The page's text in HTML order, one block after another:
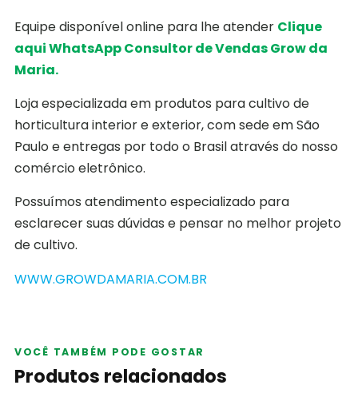
Equipe disponível online para lhe atender Clique
aqui WhatsApp Consultor de Vendas Grow da
Maria.
Loja especializada em produtos para cultivo de
horticultura interior e exterior, com sede em São
Paulo e entregas por todo o Brasil através do nosso
comércio eletrônico.
Possuímos atendimento especializado para
esclarecer suas dúvidas e pensar no melhor projeto
de cultivo.
WWW.GROWDAMARIA.COM.BR
VOCÊ TAMBÉM PODE GOSTAR
Produtos relacionados